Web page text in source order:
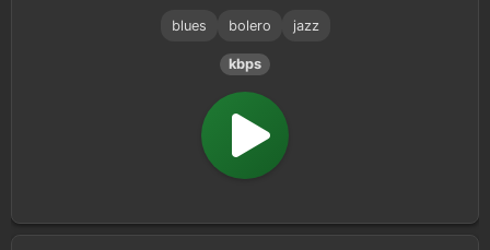
blues bolero jazz
kbps